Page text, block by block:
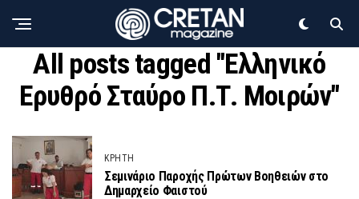
All posts tagged "Ελληνικό
Ερυθρό Σταύρο Π.Τ. Μοιρών"
ΚΡΗΤΗ
Σεμινάριο Παροχής Πρώτων Βοηθειών στο
Δημαρχείο Φαιστού